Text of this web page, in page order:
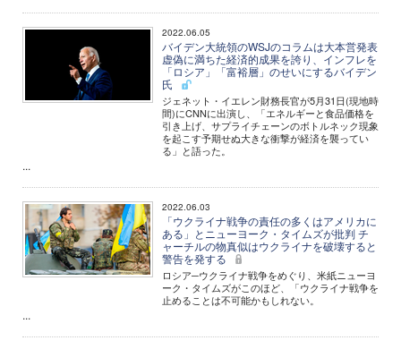
2022.06.05
バイデン大統領のWSJのコラムは大本営発表
虚偽に満ちた経済的成果を誇り、インフレを
「ロシア」「富裕層」のせいにするバイデン
氏
ジェネット・イエレン財務長官が5月31日(現地時
間)にCNNに出演し、「エネルギーと食品価格を
引き上げ、サプライチェーンのボトルネック現象
を起こす予期せぬ大きな衝撃が経済を襲ってい
る」と語った。
...
2022.06.03
「ウクライナ戦争の責任の多くはアメリカに
ある」とニューヨーク・タイムズが批判 チ
ャーチルの物真似はウクライナを破壊すると
警告を発する
ロシア─ウクライナ戦争をめぐり、米紙ニューヨ
ーク・タイムズがこのほど、「ウクライナ戦争を
止めることは不可能かもしれない。
...